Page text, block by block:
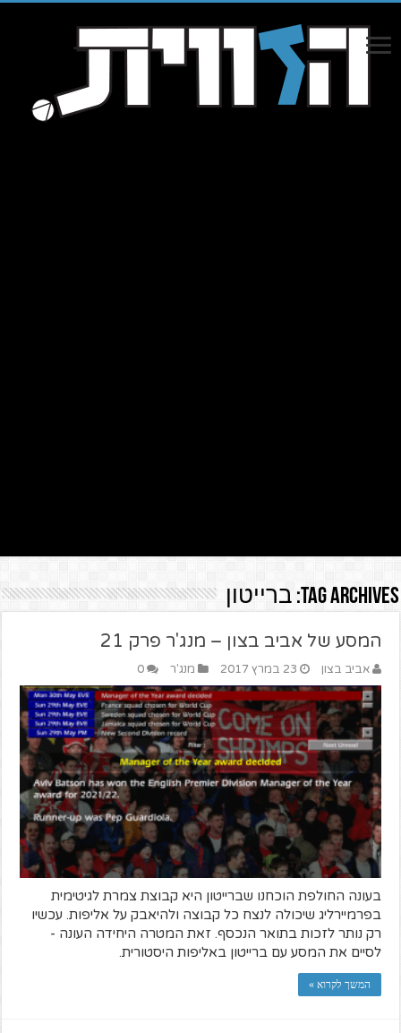
Tag Archives: ברייטון
המסע של אביב בצון – מנג'ר פרק 21
אביב בצון 23 במרץ 2017 מנג'ר 0
בעונה החולפת הוכחנו שברייטון היא קבוצת צמרת לגיטימית
בפרמיירליג שיכולה לנצח כל קבוצה ולהיאבק על אליפות. עכשיו
רק נותר לזכות בתואר הנכסף. זאת המטרה היחידה העונה -
לסיים את המסע עם ברייטון באליפות היסטורית.
המשך לקרוא »